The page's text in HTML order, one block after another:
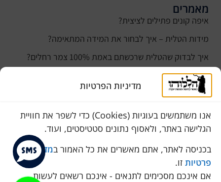
מדיניות הפרטיות
אנו משתמשים בעוגיות (Cookies) כדי לשפר את חוויית
הגלישה באתר, ולאסוף נתונים סטטיסטים, ועוד.
בכניסה לאתר, אתם מאשרים את כל האמור במדיניות
פרטיות זו.
אם אינכם מסכימים לתנאים - אינכם רשאים לעשות
מאמרים
איפה קונים פתילים לציצית?
מידות הטלית – איך לבחור את המידה המתאימה?
איך לבדוק שהטלית שרכשתם באמת 100% צמר רחלים?
למה נהוג לקנות טלית לחתן ביום חתונתו?
כמה עולה טלית לחתן
סוגי טליתות
שירות לקוחות
050-774-8845
הכחול 10 א.ת, כנות